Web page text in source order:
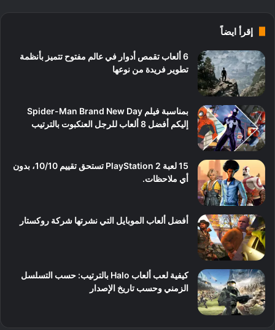
إقرأ ايضاً
6 ألعاب تقمص أدوار في عالم مفتوح تتميز بأنظمة
تطوير فريدة من نوعها
بمناسبة فيلم Spider-Man Brand New Day
إليكم أفضل 8 ألعاب للرجل العنكبوت بالترتيب
15 لعبة PlayStation 2 تستحق تقييم 10/10، بدون
أي ملاحظات.
أفضل ألعاب الموبايل التي نشرتها شركة روكستار
كيفية لعب ألعاب Halo بالترتيب: حسب التسلسل
الزمني وحسب تاريخ الإصدار